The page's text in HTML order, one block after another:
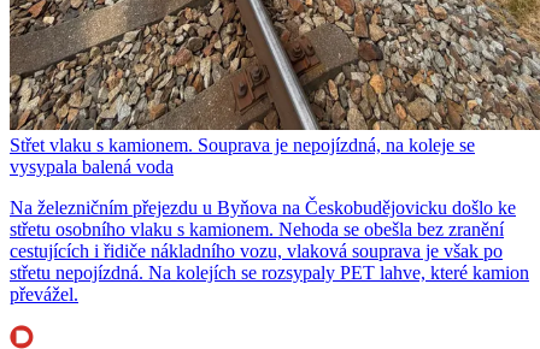
Střet vlaku s kamionem. Souprava je nepojízdná, na koleje se
vysypala balená voda
Na železničním přejezdu u Byňova na Českobudějovicku došlo ke
střetu osobního vlaku s kamionem. Nehoda se obešla bez zranění
cestujících i řidiče nákladního vozu, vlaková souprava je však po
střetu nepojízdná. Na kolejích se rozsypaly PET lahve, které kamion
převážel.